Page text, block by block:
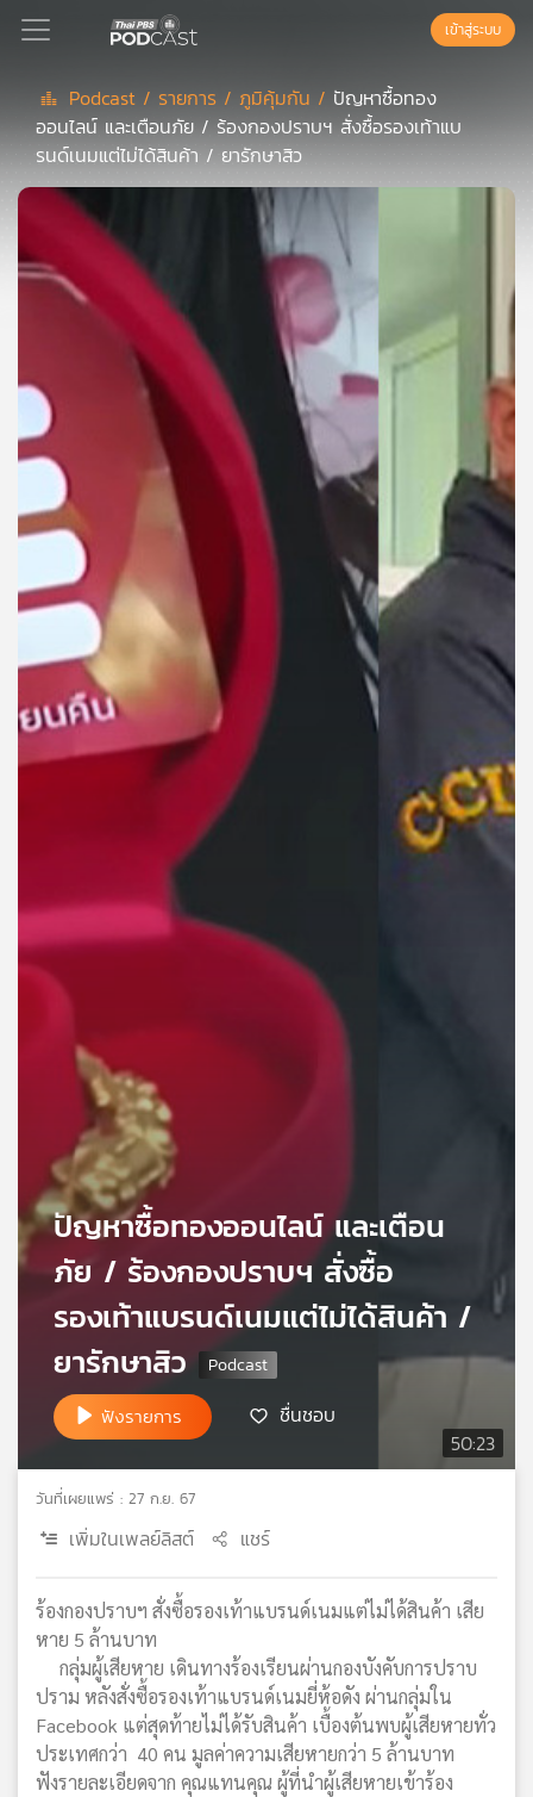
Podcast
ย์
ลิ
เพล
ย์
ลิ
ของ
คุณ
บทความ
เกี่ยว
พี
บี
เอส
เข้าสู่ระบบ
Podcast / รายการ /ภูมิคุ้มกัน / ปัญหาซื้อทอง
ออนไลน์ และเตือนภัย / ร้องกองปราบฯ สั่งซื้อรองเท้าแบ
รนด์เนมแต่ไม่ได้สินค้า / ยารักษาสิว
50:23
ปัญหาซื้อทองออนไลน์ และเตือน
ภัย / ร้องกองปราบฯ สั่งซื้อ
รองเท้าแบรนด์เนมแต่ไม่ได้สินค้า /
ยารักษาสิว
ฟังรายการ ชื่นชอบ
วันที่เผยแพร่ : 27 ก.ย. 67
เพิ่มในเพลย์ลิสต์ แชร์
ร้องกองปราบฯ สั่งซื้อรองเท้าแบรนด์เนมแต่ไม่ได้สินค้า เสีย
หาย 5 ล้านบาท
กลุ่มผู้เสียหาย เดินทางร้องเรียนผ่านกองบังคับการปราบ
ปราม หลังสั่งซื้อรองเท้าแบรนด์เนมยี่ห้อดัง ผ่านกลุ่มใน
Facebook แต่สุดท้ายไม่ได้รับสินค้า เบื้องต้นพบผู้เสียหายทั่ว
ประเทศกว่า 40 คน มูลค่าความเสียหายกว่า 5 ล้านบาท
ฟังรายละเอียดจาก คุณแทนคุณ ผู้ที่นำผู้เสียหายเข้าร้อง